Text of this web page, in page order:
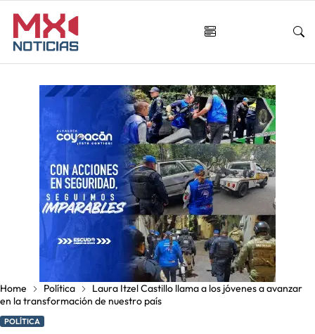
Home Política
Laura Itzel Castillo llama a los jóvenes a avanzar
en la transformación de nuestro país
POLÍTICA